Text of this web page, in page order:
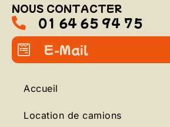
NOUS CONTACTER
01 64 65 94 75
E-Mail
Accueil
Location de camions